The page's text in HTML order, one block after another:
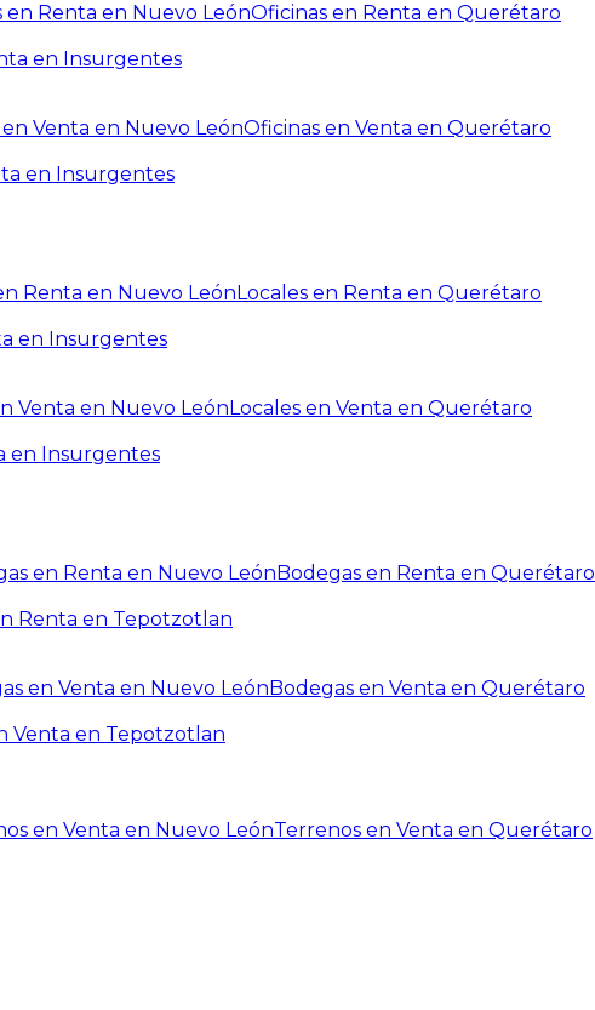
en Renta en Nuevo LeónOficinas en Renta en Querétaro
en Insurgentes
Venta en Nuevo LeónOficinas en Venta en Querétaro
en Insurgentes
Renta en Nuevo LeónLocales en Renta en Querétaro
en Insurgentes
Venta en Nuevo LeónLocales en Venta en Querétaro
en Insurgentes
en Renta en Nuevo LeónBodegas en Renta en Querétaro
Renta en Tepotzotlan
en Venta en Nuevo LeónBodegas en Venta en Querétaro
Venta en Tepotzotlan
en Venta en Nuevo LeónTerrenos en Venta en Querétaro